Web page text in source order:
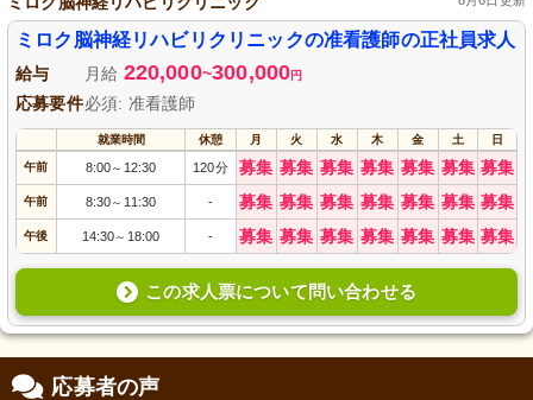
ミロク脳神経リハビリクリニックの准看護師の正社員求人
給与 月給 220,000~300,000円
応募要件必須: 准看護師
就業時間 休憩 月 火 水 木 金 土 日
午前 8:00～ 12:30 120分 募集 募集 募集 募集 募集 募集 募集
午前 8:30～ 11:30 - 募集 募集 募集 募集 募集 募集 募集
午後 14:30～ 18:00 - 募集 募集 募集 募集 募集 募集 募集
この求人票について問い合わせる
応募者の声